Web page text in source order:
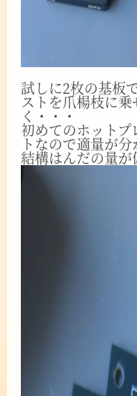
試しに2枚の基板
ストを爪楊枝に
く・・・
初めてのホットプ
トなので適量が
結構はんだの量が